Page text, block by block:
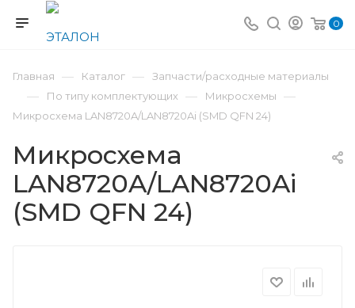
0
Главная — Каталог — Запчасти/расходные материалы
— По типу комплектующих — Микросхемы —
Микросхема LAN8720A/LAN8720Ai (SMD QFN 24)
Микросхема
LAN8720A/LAN8720Ai
(SMD QFN 24)